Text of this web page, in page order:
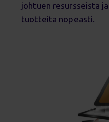
johtuen resursseista
tuotteita nopeasti.